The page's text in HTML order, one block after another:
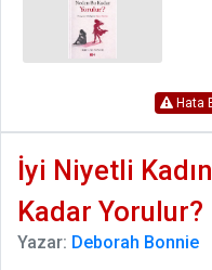
Hata
İyi Niyetli
Kadar Yorulur?
Yazar: Deborah Bonnie